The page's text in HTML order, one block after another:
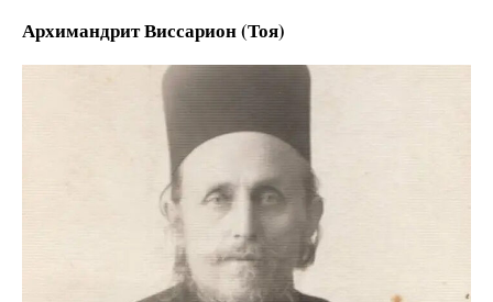
АрхимандритВиссарион (Тоя)